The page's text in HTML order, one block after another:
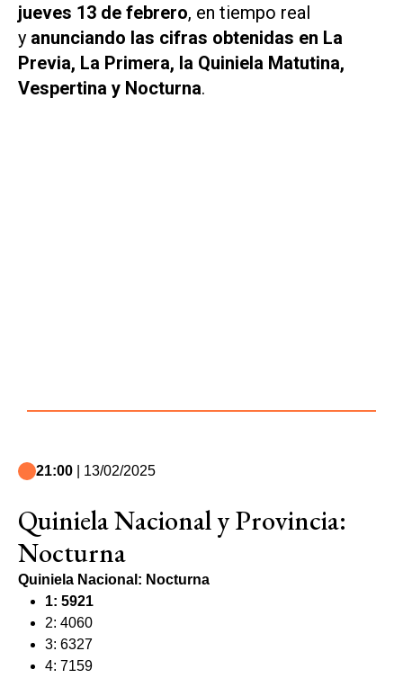
jueves 13 de febrero, en tiempo real
y anunciando las cifras obtenidas en La
Previa, La Primera, la Quiniela Matutina,
Vespertina y Nocturna.
21:00 | 13/02/2025
Quiniela Nacional y Provincia:
Nocturna
Quiniela Nacional: Nocturna
1: 5921
2: 4060
3: 6327
4: 7159